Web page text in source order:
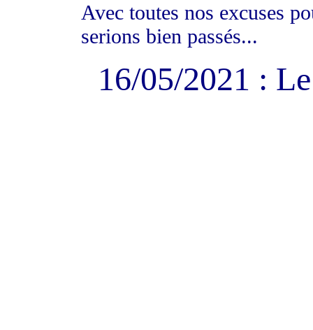
Avec toutes nos excuses
serions bien passés...
16/05/2021 :